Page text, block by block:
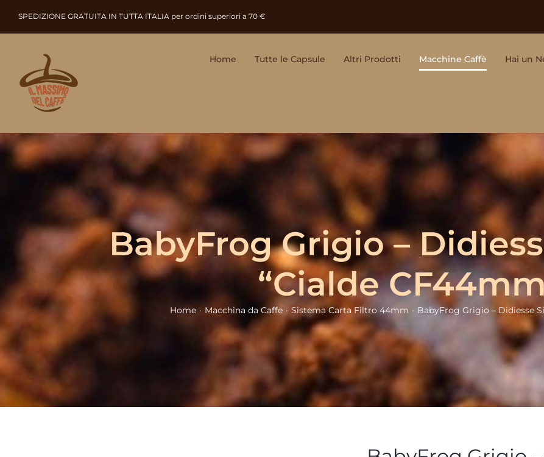
contenuto
SPEDIZIONE GRATUITA IN TUTTA ITALIA per ordini superiori a 70 €
Home Tutte le Capsule Altri Prodotti Macchine Caffè Hai un
BabyFrog Grigio –
“Cialde
Home Macchina da Caffe Sistema Carta Filtro 44mm BabyFrog Grigio – Didiesse